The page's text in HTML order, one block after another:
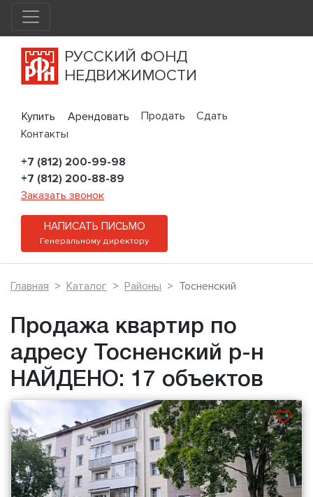
РУССКИЙ ФОНД
НЕДВИЖИМОСТИ
Купить Арендовать Продать
Сдать
Контакты
+7 (812) 200-99-98
+7 (812) 200-88-89
Заказать звонок
НАПИСАТЬ ПИСЬМО
Генеральному директору
Главная Каталог Районы Тосненский
Продажа квартир по
адресу Тосненский р-н
НАЙДЕНО: 17 объектов